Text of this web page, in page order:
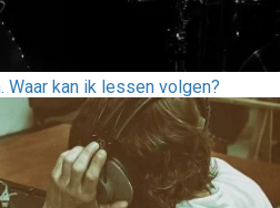
Waar kan ik lessen volgen?